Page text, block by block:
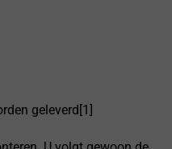
geleverd[1]